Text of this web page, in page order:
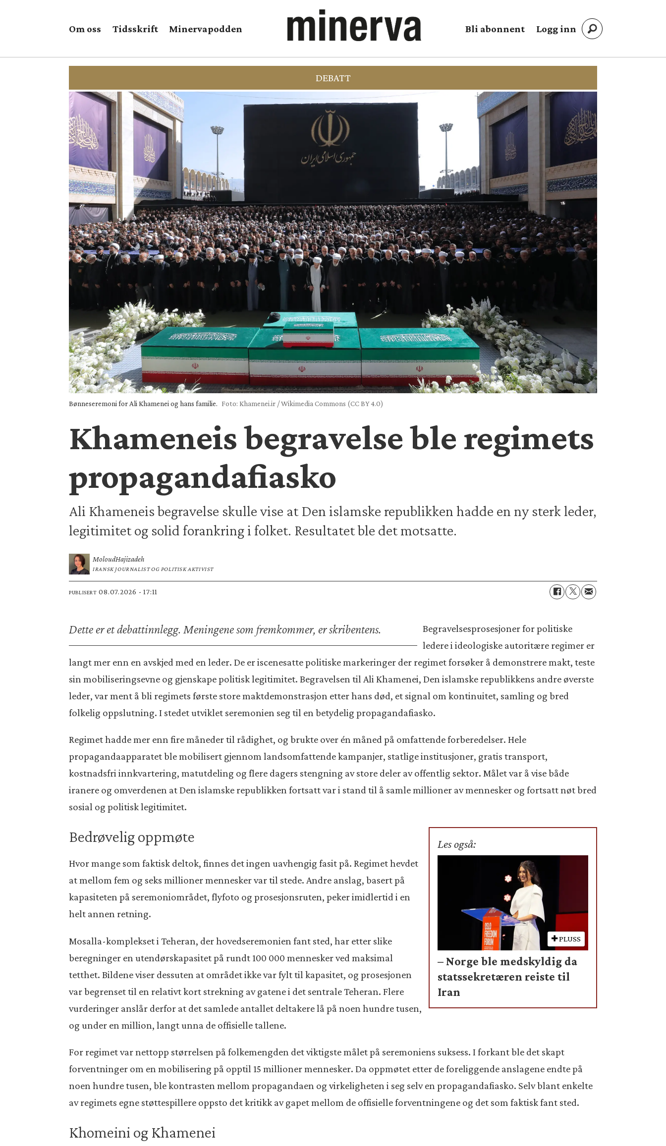
Om oss Tidsskrift Minervapodden Bli abonnent Logg inn
DEBATT
Bønneseremoni for Ali Khamenei og hans familie. Foto: Khamenei.ir / Wikimedia Commons (CC BY 4.0)
Khameneis begravelse ble regimets
propagandafiasko
Ali Khameneis begravelse skulle vise at Den islamske republikken hadde en ny sterk leder,
legitimitet og solid forankring i folket. Resultatet ble det motsatte.
MoloudHajizadeh
IRANSK JOURNALIST OG POLITISK AKTIVIST
PUBLISERT 08.07.2026 - 17:11
Dette er et debattinnlegg. Meningene som fremkommer, er skribentens.
Begravelsesprosesjoner for politiske
ledere i ideologiske autoritære regimer er
langt mer enn en avskjed med en leder. De er iscenesatte politiske markeringer der regimet forsøker å demonstrere makt, teste
sin mobiliseringsevne og gjenskape politisk legitimitet. Begravelsen til Ali Khamenei, Den islamske republikkens andre øverste
leder, var ment å bli regimets første store maktdemonstrasjon etter hans død, et signal om kontinuitet, samling og bred
folkelig oppslutning. I stedet utviklet seremonien seg til en betydelig propagandafiasko.
Regimet hadde mer enn fire måneder til rådighet, og brukte over én måned på omfattende forberedelser. Hele
propagandaapparatet ble mobilisert gjennom landsomfattende kampanjer, statlige institusjoner, gratis transport,
kostnadsfri innkvartering, matutdeling og flere dagers stengning av store deler av offentlig sektor. Målet var å vise både
iranere og omverdenen at Den islamske republikken fortsatt var i stand til å samle millioner av mennesker og fortsatt nøt bred
sosial og politisk legitimitet.
Les også:
PLUSS
– Norge ble medskyldig da
statssekretæren reiste til
Iran
Bedrøvelig oppmøte
Hvor mange som faktisk deltok, finnes det ingen uavhengig fasit på. Regimet hevdet
at mellom fem og seks millioner mennesker var til stede. Andre anslag, basert på
kapasiteten på seremoniområdet, flyfoto og prosesjonsruten, peker imidlertid i en
helt annen retning.
Mosalla-komplekset i Teheran, der hovedseremonien fant sted, har etter slike
beregninger en utendørskapasitet på rundt 100 000 mennesker ved maksimal
tetthet. Bildene viser dessuten at området ikke var fylt til kapasitet, og prosesjonen
var begrenset til en relativt kort strekning av gatene i det sentrale Teheran. Flere
vurderinger anslår derfor at det samlede antallet deltakere lå på noen hundre tusen,
og under en million, langt unna de offisielle tallene.
For regimet var nettopp størrelsen på folkemengden det viktigste målet på seremoniens suksess. I forkant ble det skapt
forventninger om en mobilisering på opptil 15 millioner mennesker. Da oppmøtet etter de foreliggende anslagene endte på
noen hundre tusen, ble kontrasten mellom propagandaen og virkeligheten i seg selv en propagandafiasko. Selv blant enkelte
av regimets egne støttespillere oppsto det kritikk av gapet mellom de offisielle forventningene og det som faktisk fant sted.
Khomeini og Khamenei